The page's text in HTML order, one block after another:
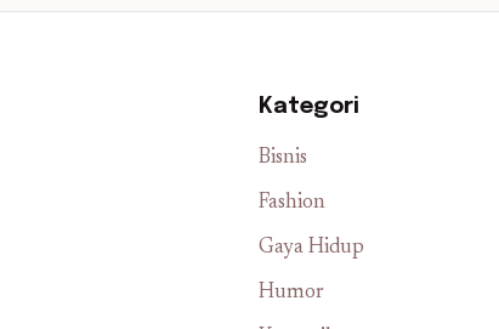
Kategori
Bisnis
Fashion
Gaya Hidup
Humor